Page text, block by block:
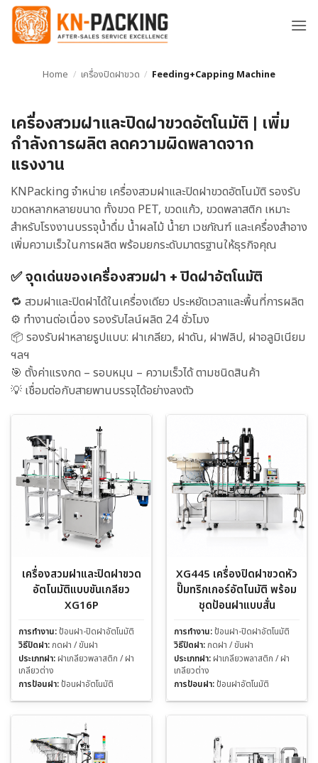
ข้าม
ยัง
Home / เครื่องปิดฝาขวด / Feeding+Capping Machine
เครื่องสวมฝาและปิดฝาขวดอัตโนมัติ | เพิ่ม
กำลังการผลิต ลดความผิดพลาดจาก
แรงงาน
KNPacking จำหน่าย เครื่องสวมฝาและปิดฝาขวดอัตโนมัติ รองรับ
ขวดหลากหลายขนาด ทั้งขวด PET, ขวดแก้ว, ขวดพลาสติก เหมาะ
สำหรับโรงงานบรรจุน้ำดื่ม น้ำผลไม้ น้ำยา เวชภัณฑ์ และเครื่องสำอาง
เพิ่มความเร็วในการผลิต พร้อมยกระดับมาตรฐานให้ธุรกิจคุณ
✅ จุดเด่นของเครื่องสวมฝา + ปิดฝาอัตโนมัติ
🔁 สวมฝาและปิดฝาได้ในเครื่องเดียว ประหยัดเวลาและพื้นที่การผลิต
⚙️ ทำงานต่อเนื่อง รองรับไลน์ผลิต 24 ชั่วโมง
📦 รองรับฝาหลายรูปแบบ: ฝาเกลียว, ฝาดัน, ฝาฟลิป, ฝาอลูมิเนียม
ฯลฯ
🎯 ตั้งค่าแรงกด – รอบหมุน – ความเร็วได้ ตามชนิดสินค้า
💡 เชื่อมต่อกับสายพานบรรจุได้อย่างลงตัว
เครื่องสวมฝาและปิดฝาขวด
อัตโนมัติแบบขันเกลียว
XG16P
การทำงาน: ป้อนฝา-ปิดฝาอัตโนมัติ
วิธีปิดฝา: กดฝา / ขันฝา
ประเภทฝา: ฝาเกลียวพลาสติก / ฝา
เกลียวต่าง
การป้อนฝา: ป้อนฝาอัตโนมัติ
XG445 เครื่องปิดฝาขวดหัว
ปั๊มทริกเกอร์อัตโนมัติ พร้อม
ชุดป้อนฝาแบบสั่น
การทำงาน: ป้อนฝา-ปิดฝาอัตโนมัติ
วิธีปิดฝา: กดฝา / ขันฝา
ประเภทฝา: ฝาเกลียวพลาสติก / ฝา
เกลียวต่าง
การป้อนฝา: ป้อนฝาอัตโนมัติ